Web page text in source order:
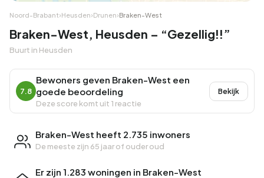
Noord-Brabant›Heusden›Drunen›Braken-West
Braken-West, Heusden – “Gezellig!!”
Buurt in Heusden
7.8
Bewoners geven Braken-West een
goede beoordeling
Deze score komt uit 1 reactie
Bekijk
Braken-West heeft 2.735 inwoners
De meeste zijn 65 jaar of ouder oud
Er zijn 1.283 woningen in Braken-West